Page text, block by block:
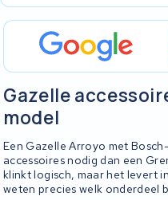
Gazelle
model
Een Gazelle Arroyo met
accessoires nodig dan een
klinkt logisch, maar het levert
weten precies welk onderdeel